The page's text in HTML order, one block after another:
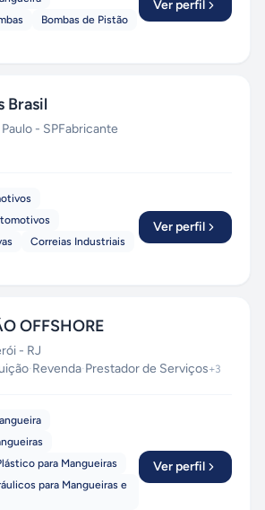
Bombas de Pistão
Ver perfil
Brasil
- SPFabricante
Correias Industriais
Ver perfil
OFFSHORE
- RJ
·Revenda·Prestador de Serviços+3
para Mangueiras
para Mangueiras e
Ver perfil